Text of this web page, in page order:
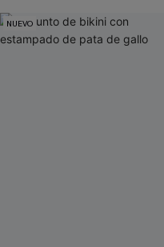
NUEVO